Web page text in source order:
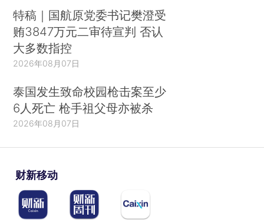
特稿｜国航原党委书记樊澄受
贿3847万元二审待宣判 否认
大多数指控
2026年08月07日
泰国发生致命校园枪击案至少
6人死亡 枪手祖父母亦被杀
2026年08月07日
财新移动